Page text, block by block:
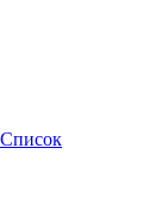
Список